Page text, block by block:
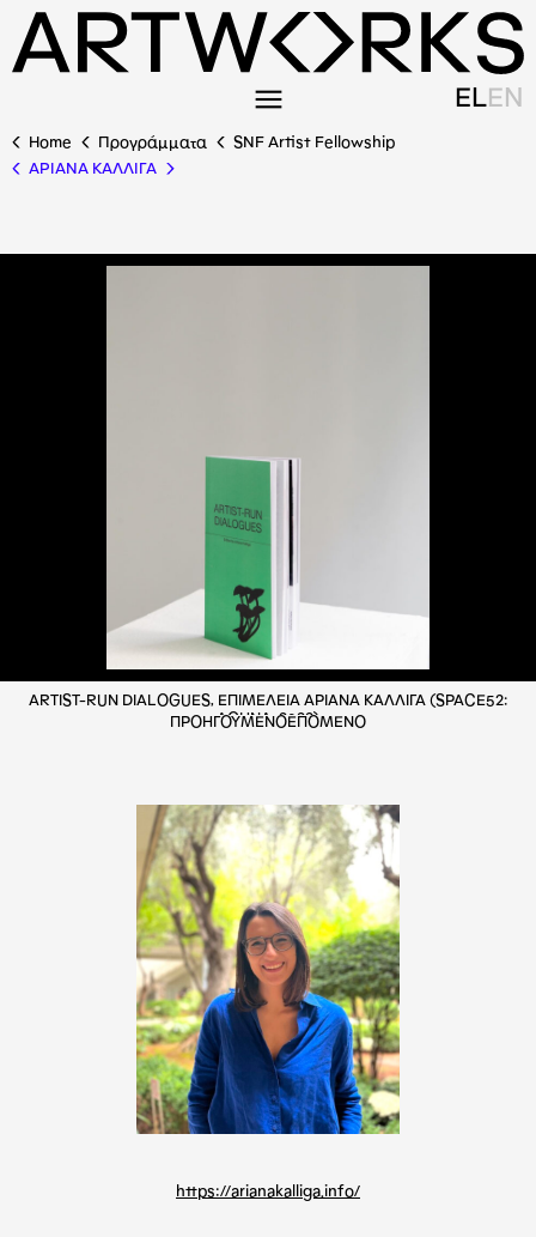
ELEN
Home Προγράμματα
SNF Artist Fellowship
AΡΙΑΝΑ ΚΑΛΛΙΓΑ
ARTIST-RUN DIALOGUES, ΕΠΙΜΕΛΕΙΑ ΑΡΙΑΝΑ ΚΑΛΛΙΓΑ (SPACE52:
ΑΘΗΝΑ, 2022)
ΠΡΟΗΓΟΥΜΕΝΟΕΠΟΜΕΝΟ
https://arianakalliga.info/